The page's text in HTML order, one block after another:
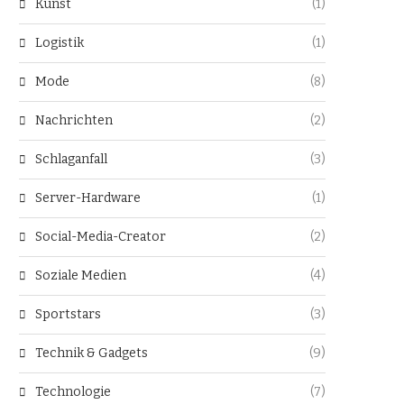
Kunst (1)
Logistik (1)
Mode (8)
Nachrichten (2)
Schlaganfall (3)
Server-Hardware (1)
Social-Media-Creator (2)
Soziale Medien (4)
Sportstars (3)
Technik & Gadgets (9)
Technologie (7)